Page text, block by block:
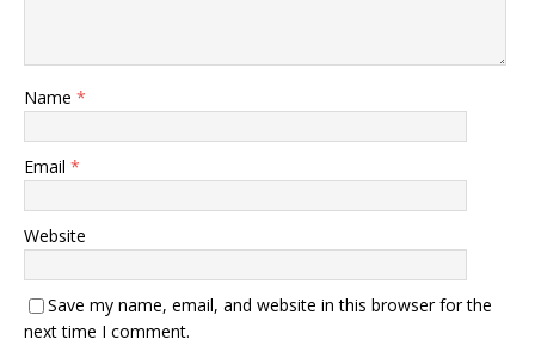
Name *
Email *
Website
Save my name, email, and website in this browser for the
next time I comment.